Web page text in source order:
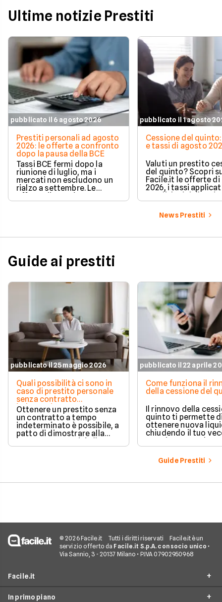
Ultime notizie Prestiti
pubblicato il 6 agosto 2026
Prestiti personali ad agosto
2026: le offerte a confronto
dopo la pausa della BCE
Tassi BCE fermi dopo la
riunione di luglio, ma i
mercati non escludono un
rialzo a settembre. Le
offerte di prestito
personale di agosto 2026 su
pubblicato il 1 agosto
Cessione del
e tassi di agosto
Valuti un prestito
del quinto? Scopri
Facile.it le offerte
2026, i tassi
condizioni delle
soluzioni disponibili.
News Prestiti
Guide ai prestiti
pubblicato il 25 maggio 2026
Quali possibilità ci sono in
caso di prestito personale
senza contratto
indeterminato
Ottenere un prestito senza
un contratto a tempo
indeterminato è possibile, a
patto di dimostrare alla
banca una capacità di
rimborso solida e costante.
quali strategie puoi
pubblicato il 22 aprile
Come funziona il
della cessione del
Il rinnovo della
quinto ti permette
ottenere nuova
chiudendo il tuo
prestito per aprirne
vantaggioso.
Guide Prestiti
© 2026 Facile.it Tutti i diritti riservati
Facile.it è un
servizio offerto da Facile.it S.p.A. con socio unico •
Via Sannio, 3 - 20137 Milano • P.IVA 07902950968
Facile.it
In primo piano